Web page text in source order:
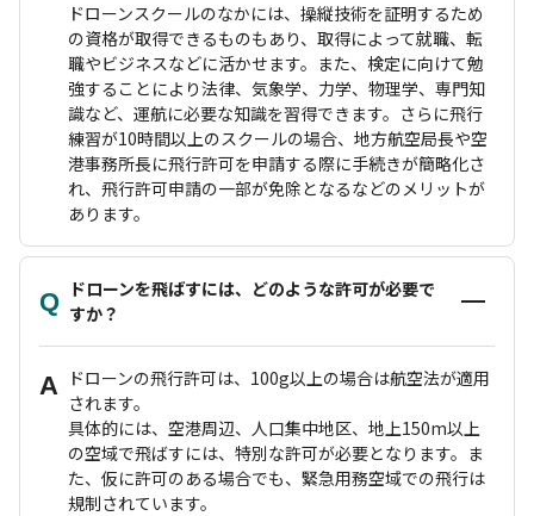
ドローンスクールのなかには、操縦技術を証明するため
の資格が取得できるものもあり、取得によって就職、転
職やビジネスなどに活かせます。また、検定に向けて勉
強することにより法律、気象学、力学、物理学、専門知
識など、運航に必要な知識を習得できます。さらに飛行
練習が10時間以上のスクールの場合、地方航空局長や空
港事務所長に飛行許可を申請する際に手続きが簡略化さ
れ、飛行許可申請の一部が免除となるなどのメリットが
あります。
Q ドローンを飛ばすには、どのような許可が必要で
すか？
A ドローンの飛行許可は、100g以上の場合は航空法が適用
されます。
具体的には、空港周辺、人口集中地区、地上150m以上
の空域で飛ばすには、特別な許可が必要となります。ま
た、仮に許可のある場合でも、緊急用務空域での飛行は
規制されています。